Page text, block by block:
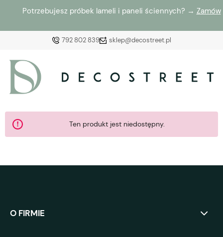
Potrzebujesz próbek lameli i paneli ściennych? → Zamów
792 802 839 sklep@decostreet.pl
Ten produkt jest niedostępny.
O FIRMIE